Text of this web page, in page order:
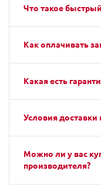
Что такое
Как оплачивать
Какая есть
Условия
Можно ли у вас
производителя?